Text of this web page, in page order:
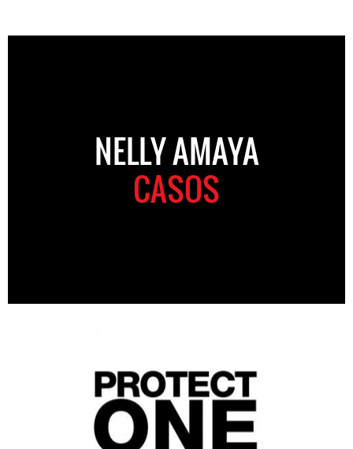
NELLY AMAYA
CASOS